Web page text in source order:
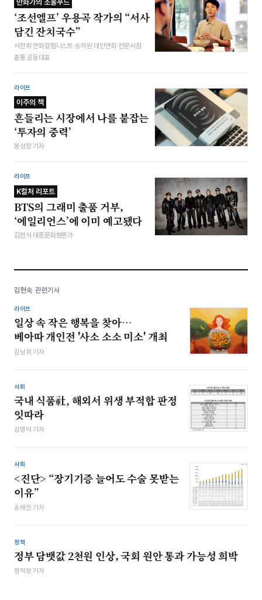
만화가의 소울푸드
‘조선엘프’ 우용곡 작가의 “서사
담긴 잔치국수”
서찬휘 만화칼럼니스트·송하원 대안만화 전문서점
홈통 공동대표
라이프
이주의 책
흔들리는 시장에서 나를 붙잡는
‘투자의 중력’
봉성창 기자
라이프
K컬처 리포트
BTS의 그래미 출품 거부,
‘에일리언스’에 이미 예고됐다
김헌식 대중문화평론가
김현숙 관련기사
라이프
일상 속 작은 행복을 찾아…
베아따 개인전 '사소 소소 미소' 개최
김남희 기자
사회
국내 식품社, 해외서 위생 부적합 판정
잇따라
김영덕 기자
사회
<진단> “장기기증 늘어도 수술 못받는
이유”
송해진 기자
정책
정부 담뱃값 2천원 인상, 국회 원안 통과 가능성 희박
장익창 기자